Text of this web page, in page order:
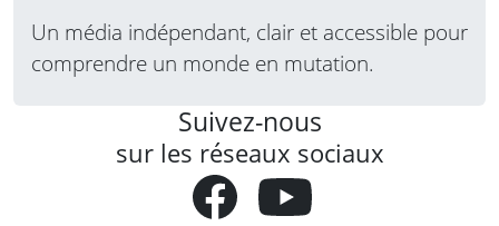
Un média indépendant, clair et accessible pour
comprendre un monde en mutation.
Suivez-nous
sur les réseaux sociaux